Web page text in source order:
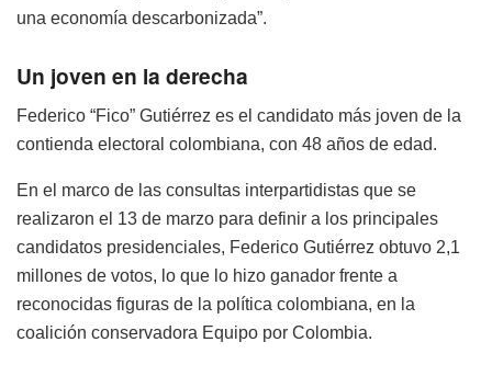
una economía descarbonizada”.
Un joven en la derecha
Federico “Fico” Gutiérrez es el candidato más joven de la
contienda electoral colombiana, con 48 años de edad.
En el marco de las consultas interpartidistas que se
realizaron el 13 de marzo para definir a los principales
candidatos presidenciales, Federico Gutiérrez obtuvo 2,1
millones de votos, lo que lo hizo ganador frente a
reconocidas figuras de la política colombiana, en la
coalición conservadora Equipo por Colombia.